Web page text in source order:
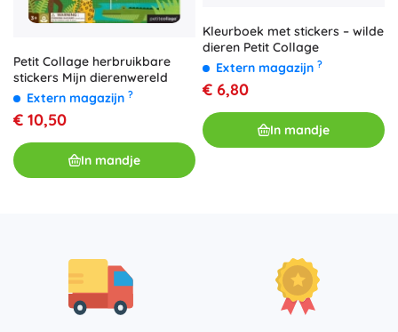
Petit Collage herbruikbare
stickers Mijn dierenwereld
Extern magazijn ?
€ 10,50
In mandje
Kleurboek met stickers – wilde
dieren Petit Collage
Extern magazijn ?
€ 6,80
In mandje